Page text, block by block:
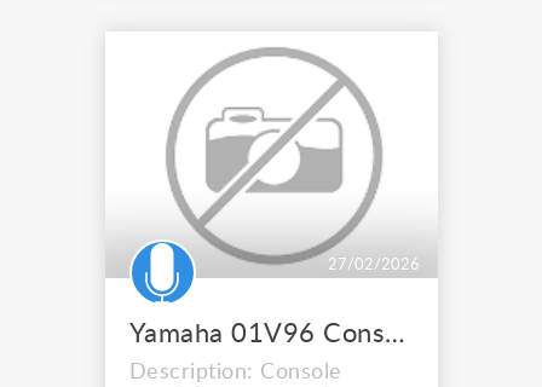
27/02/2026
Yamaha 01V96 Console numérique compacte
Description: Console